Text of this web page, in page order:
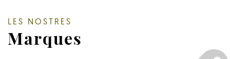
LES NOSTRES
Marques